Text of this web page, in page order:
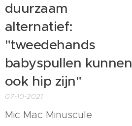
duurzaam
alternatief:
"tweedehands
babyspullen kunnen
ook hip zijn"
07-10-2021
Mic Mac Minuscule